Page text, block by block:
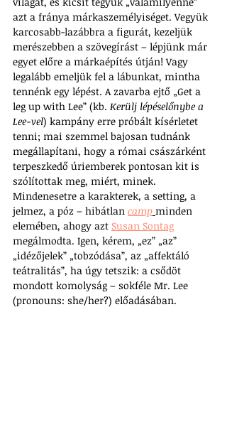
azt a fránya márkaszemélyiséget. Vegyük
karcosabb-lazábbra a figurát, kezeljük
merészebben a szövegírást – lépjünk már
egyet előre a márkaépítés útján! Vagy
legalább emeljük fel a lábunkat, mintha
tennénk egy lépést. A zavarba ejtő „Get a
leg up with Lee” (kb. Kerülj lépéselőnybe a
Lee-vel) kampány erre próbált kísérletet
tenni; mai szemmel bajosan tudnánk
megállapítani, hogy a római császárként
terpeszkedő úriemberek pontosan kit is
szólítottak meg, miért, minek.
Mindenesetre a karakterek, a setting, a
jelmez, a póz – hibátlan camp minden
elemében, ahogy azt Susan Sontag
megálmodta. Igen, kérem, „ez” „az”
„idézőjelek” „tobzódása”, az „affektáló
teátralitás”, ha úgy tetszik: a csődöt
mondott komolyság – sokféle Mr. Lee
(pronouns: she/her?) előadásában.